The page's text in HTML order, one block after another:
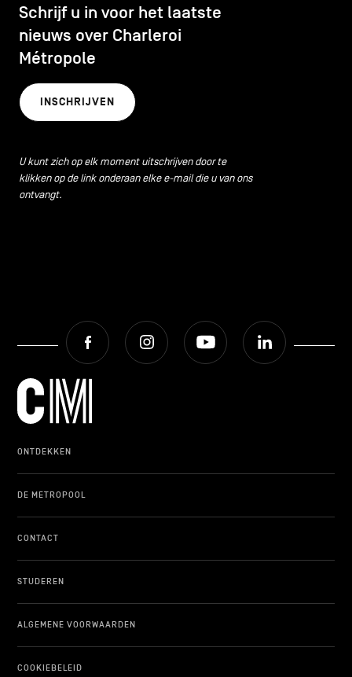
Schrijf u in voor het laatste
nieuws over Charleroi
Métropole
INSCHRIJVEN
U kunt zich op elk moment uitschrijven door te
klikken op de link onderaan elke e-mail die u van ons
ontvangt.
Facebook Instagram Youtube
ONTDEKKEN
DE METROPOOL
CONTACT
STUDEREN
ALGEMENE VOORWAARDEN
COOKIEBELEID